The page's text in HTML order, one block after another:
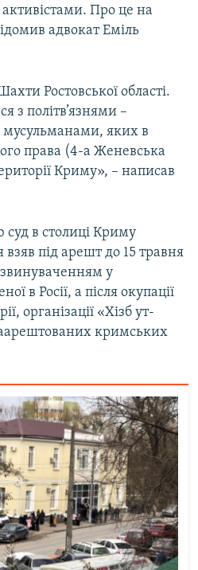
Про це на
адвокат Еміль
Ростовської області.
з політв’язнями –
яких в
права (4-а Женевська
Криму», – написав
суд в столиці Криму
взяв під арешт до 15 травня
у
в Росії, а після окупації
організації «Хізб ут-
кримських